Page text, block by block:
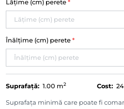
Lățime (cm) perete *
Înălțime (cm) perete *
Suprafață: 1.00 m2 Cost:
Suprafața minimă care poate fi